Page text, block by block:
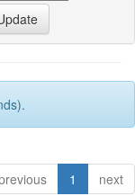
1 next